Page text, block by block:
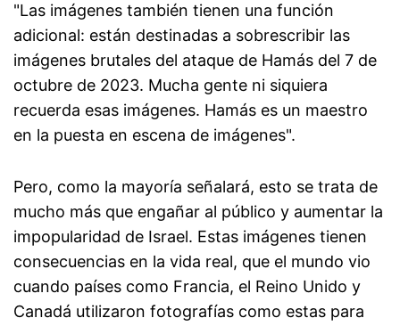
"Las imágenes también tienen una función
adicional: están destinadas a sobrescribir las
imágenes brutales del ataque de Hamás del 7 de
octubre de 2023. Mucha gente ni siquiera
recuerda esas imágenes. Hamás es un maestro
en la puesta en escena de imágenes".
Pero, como la mayoría señalará, esto se trata de
mucho más que engañar al público y aumentar la
impopularidad de Israel. Estas imágenes tienen
consecuencias en la vida real, que el mundo vio
cuando países como Francia, el Reino Unido y
Canadá utilizaron fotografías como estas para